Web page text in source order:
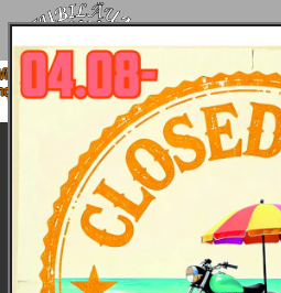
von 4. bis 15.08. Sommerpause
ab 18.08. wieder mit voller Power für
Euch da!
Harley-Davidson
Modelljahr 2018 -
Bike & Bilder
Details
Daten